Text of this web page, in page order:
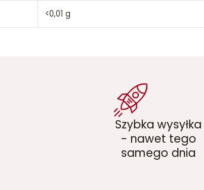
<0,01 g
Szybka wysyłka
- nawet tego
samego dnia